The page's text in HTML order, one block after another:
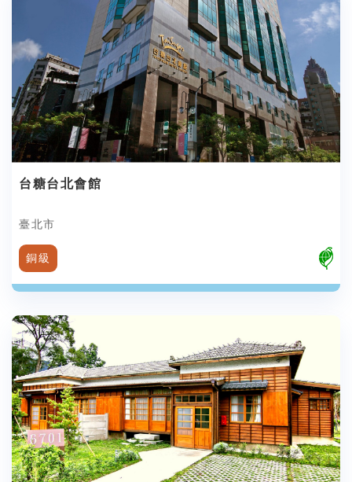
台糖台北會館
臺北市
銅級